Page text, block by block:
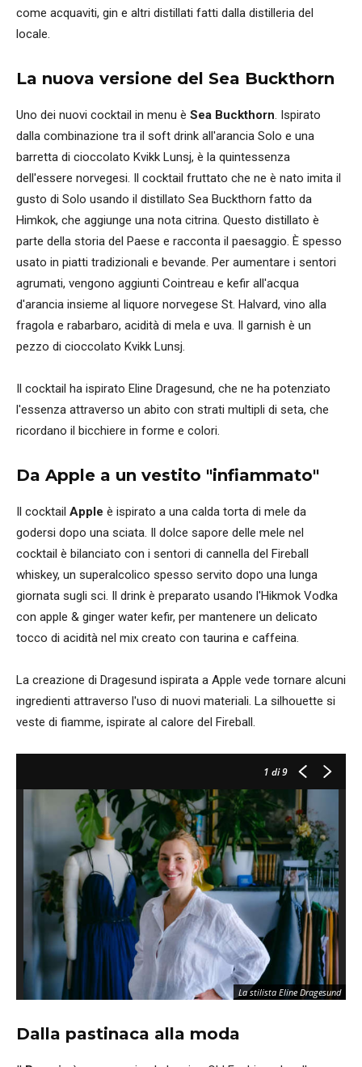
come acquaviti, gin e altri distillati fatti dalla distilleria del
locale.
La nuova versione del Sea Buckthorn
Uno dei nuovi cocktail in menu è Sea Buckthorn. Ispirato
dalla combinazione tra il soft drink all'arancia Solo e una
barretta di cioccolato Kvikk Lunsj, è la quintessenza
dell'essere norvegesi. Il cocktail fruttato che ne è nato imita il
gusto di Solo usando il distillato Sea Buckthorn fatto da
Himkok, che aggiunge una nota citrina. Questo distillato è
parte della storia del Paese e racconta il paesaggio. È spesso
usato in piatti tradizionali e bevande. Per aumentare i sentori
agrumati, vengono aggiunti Cointreau e kefir all'acqua
d'arancia insieme al liquore norvegese St. Halvard, vino alla
fragola e rabarbaro, acidità di mela e uva. Il garnish è un
pezzo di cioccolato Kvikk Lunsj.
Il cocktail ha ispirato Eline Dragesund, che ne ha potenziato
l'essenza attraverso un abito con strati multipli di seta, che
ricordano il bicchiere in forme e colori.
Da Apple a un vestito "infiammato"
Il cocktail Apple è ispirato a una calda torta di mele da
godersi dopo una sciata. Il dolce sapore delle mele nel
cocktail è bilanciato con i sentori di cannella del Fireball
whiskey, un superalcolico spesso servito dopo una lunga
giornata sugli sci. Il drink è preparato usando l'Hikmok Vodka
con apple & ginger water kefir, per mantenere un delicato
tocco di acidità nel mix creato con taurina e caffeina.
La creazione di Dragesund ispirata a Apple vede tornare alcuni
ingredienti attraverso l'uso di nuovi materiali. La silhouette si
veste di fiamme, ispirate al calore del Fireball.
1 di 9
La stilista Eline Dragesund
Dalla pastinaca alla moda